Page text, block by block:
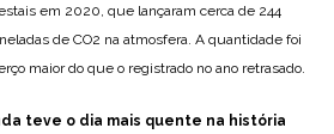
em 2020, que lançaram cerca de 244
de CO2 na atmosfera. A quantidade foi
maior do que o registrado no ano retrasado.
teve o dia mais quente na história